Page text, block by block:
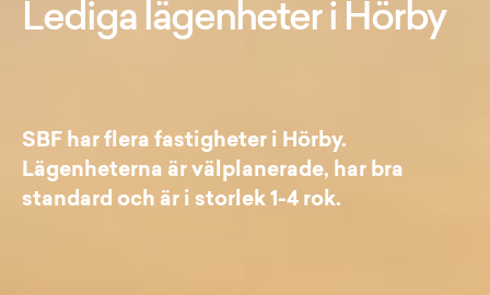
Lediga lägenheter i Hörby
SBF har flera fastigheter i Hörby.
Lägenheterna är välplanerade, har bra
standard och är i storlek 1-4 rok.